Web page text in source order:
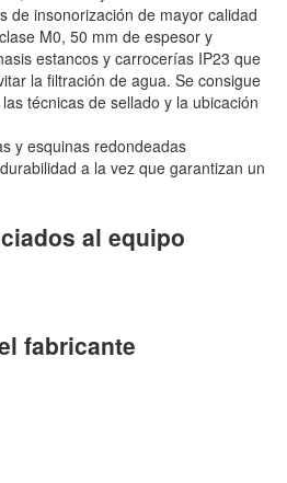
de insonorización de mayor calidad
M0, 50 mm de espesor y
estancos y carrocerías IP23 que
la filtración de agua. Se consigue
técnicas de sellado y la ubicación
y esquinas redondeadas
a la vez que garantizan un
al equipo
fabricante